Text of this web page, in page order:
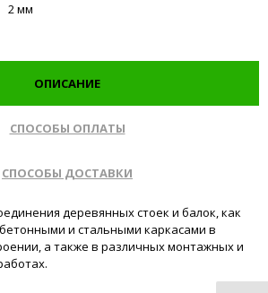
2 мм
ОПИСАНИЕ
СПОСОБЫ ОПЛАТЫ
СПОСОБЫ ДОСТАВКИ
деревянных стоек и балок, как
и стальными каркасами в
а также в различных монтажных и